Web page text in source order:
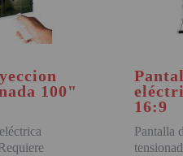
HD
100"
16:9
Pantalla